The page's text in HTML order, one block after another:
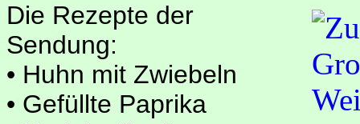
Die Rezepte der
Sendung:
• Huhn mit Zwiebeln
• Gefüllte Paprika